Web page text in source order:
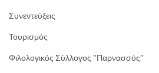
Συνεντεύξεις
Τουρισμός
Φιλολογικός Σύλλογος ''Παρνασσός''